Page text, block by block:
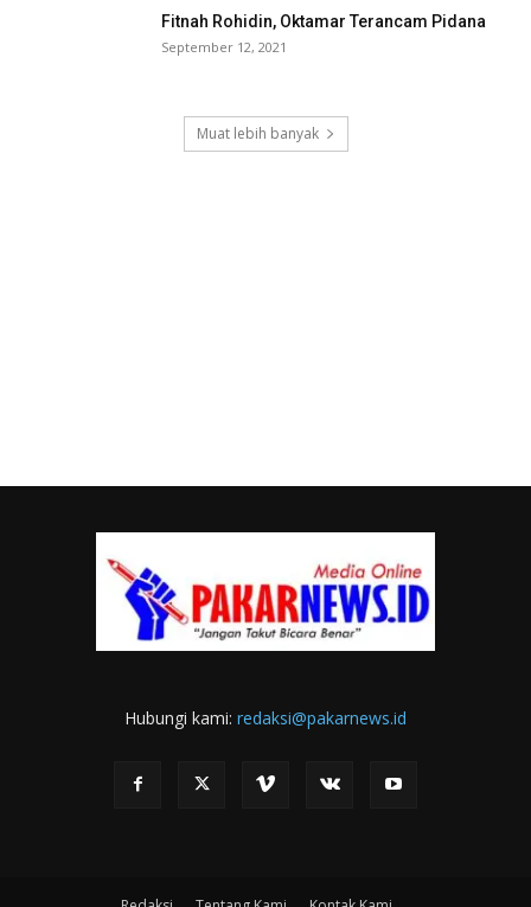
Fitnah Rohidin, Oktamar Terancam Pidana
September 12, 2021
Muat lebih banyak
Hubungi kami: redaksi@pakarnews.id